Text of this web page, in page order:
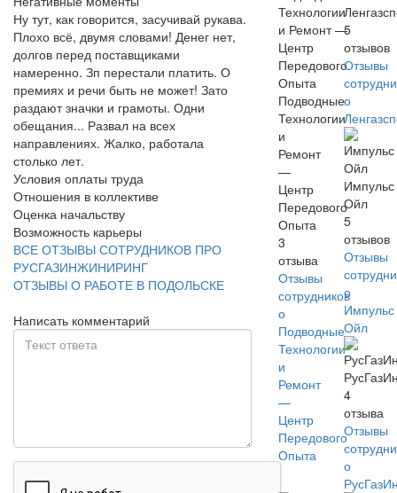
Ну тут, как говорится, засучивай рукава.
Плохо всё, двумя словами! Денег нет,
долгов перед поставщиками
намеренно. Зп перестали платить. О
премиях и речи быть не может! Зато
раздают значки и грамоты. Одни
обещания... Развал на всех
направлениях. Жалко, работала
столько лет.
Условия оплаты труда
Отношения в коллективе
Оценка начальству
Возможность карьеры
ВСЕ ОТЗЫВЫ СОТРУДНИКОВ ПРО
РУСГАЗИНЖИНИРИНГ
ОТЗЫВЫ О РАБОТЕ В ПОДОЛЬСКЕ
Написать комментарий
Подводные
Технологии
и
Ремонт
—
Центр
Передового
Опыта
3
отзыва
Отзывы
сотрудников
о
Подводные
Технологии
и
Ремонт
—
Центр
Передового
Опыта
5
отзывов
Отзывы
о
Импульс
Ойл
5
отзывов
Отзывы
о
Импульс
Ойл
4
отзыва
Отзывы
о